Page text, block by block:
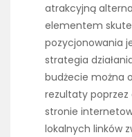
atrakcyjną
elementem
pozycjonowania
strategia
budżecie można
rezultaty
stronie
lokalnych linków